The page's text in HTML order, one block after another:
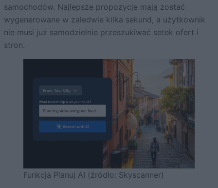
samochodów. Najlepsze propozycje mają zostać
wygenerowane w zaledwie kilka sekund, a użytkownik
nie musi już samodzielnie przeszukiwać setek ofert i
stron.
Funkcja Planuj AI (źródło: Skyscanner)